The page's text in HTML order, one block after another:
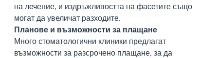
на лечение, и издръжливостта на фасетите също
могат да увеличат разходите.
Планове и възможности за плащане
Много стоматологични клиники предлагат
възможности за разсрочено плащане, за да